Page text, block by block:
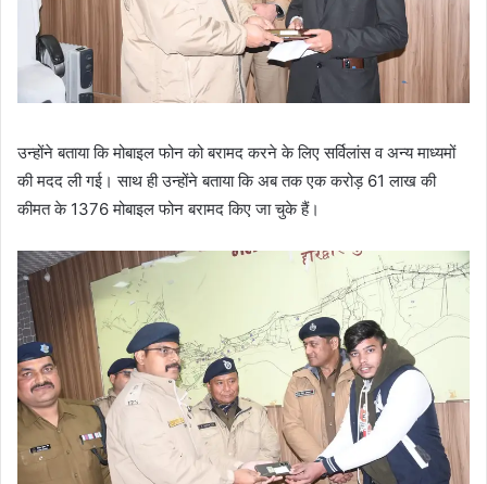
उन्होंने बताया कि मोबाइल फोन को बरामद करने के लिए सर्विलांस व अन्य माध्यमों
की मदद ली गई। साथ ही उन्होंने बताया कि अब तक एक करोड़ 61 लाख की
कीमत के 1376 मोबाइल फोन बरामद किए जा चुके हैं।